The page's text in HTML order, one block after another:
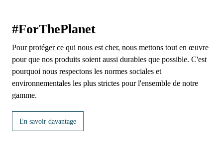
#ForThePlanet
Pour protéger ce qui nous est cher, nous mettons tout en œuvre
pour que nos produits soient aussi durables que possible. C'est
pourquoi nous respectons les normes sociales et
environnementales les plus strictes pour l'ensemble de notre
gamme.
En savoir davantage